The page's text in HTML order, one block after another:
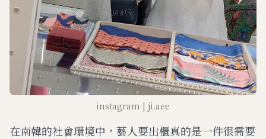
instagram | ji.aee
在南韓的社會環境中，藝人要出櫃真的是一件很需要